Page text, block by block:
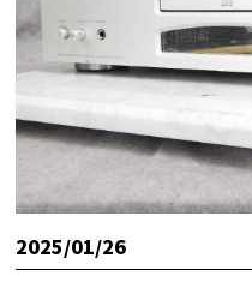
2025/01/26